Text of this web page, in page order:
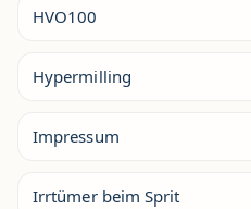
HVO100
Hypermilling
Impressum
Irrtümer beim Sprit